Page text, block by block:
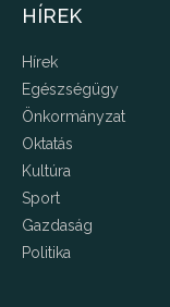
HÍREK
Hírek
Egészségügy
Önkormányzat
Oktatás
Kultúra
Sport
Gazdaság
Politika